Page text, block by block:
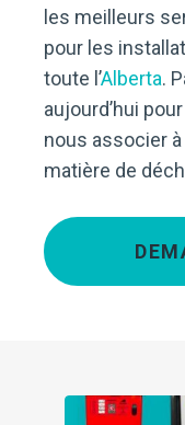
les meilleurs
pour les
toute l’Alberta.
aujourd’hui
nous associer
matière de